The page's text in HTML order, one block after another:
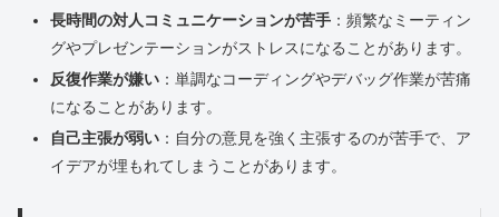
長時間の対人コミュニケーションが苦手：頻繁なミーティン
グやプレゼンテーションがストレスになることがあります。
反復作業が嫌い：単調なコーディングやデバッグ作業が苦痛
になることがあります。
自己主張が弱い：自分の意見を強く主張するのが苦手で、ア
イデアが埋もれてしまうことがあります。